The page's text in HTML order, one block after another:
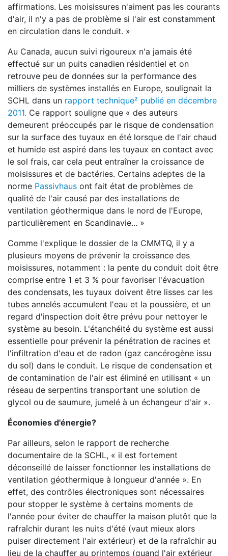
affirmations. Les moisissures n'aiment pas les courants
d'air, il n'y a pas de problème si l'air est constamment
en circulation dans le conduit. »
Au Canada, aucun suivi rigoureux n'a jamais été
effectué sur un puits canadien résidentiel et on
retrouve peu de données sur la performance des
milliers de systèmes installés en Europe, soulignait la
SCHL dans un rapport technique² publié en décembre
2011. Ce rapport souligne que « des auteurs
demeurent préoccupés par le risque de condensation
sur la surface des tuyaux en été lorsque de l'air chaud
et humide est aspiré dans les tuyaux en contact avec
le sol frais, car cela peut entraîner la croissance de
moisissures et de bactéries. Certains adeptes de la
norme Passivhaus ont fait état de problèmes de
qualité de l'air causé par des installations de
ventilation géothermique dans le nord de l'Europe,
particulièrement en Scandinavie... »
Comme l'explique le dossier de la CMMTQ, il y a
plusieurs moyens de prévenir la croissance des
moisissures, notamment : la pente du conduit doit être
comprise entre 1 et 3 % pour favoriser l'évacuation
des condensats, les tuyaux doivent être lisses car les
tubes annelés accumulent l'eau et la poussière, et un
regard d'inspection doit être prévu pour nettoyer le
système au besoin. L'étanchéité du système est aussi
essentielle pour prévenir la pénétration de racines et
l'infiltration d'eau et de radon (gaz cancérogène issu
du sol) dans le conduit. Le risque de condensation et
de contamination de l'air est éliminé en utilisant « un
réseau de serpentins transportant une solution de
glycol ou de saumure, jumelé à un échangeur d'air ».
Économies d'énergie?
Par ailleurs, selon le rapport de recherche
documentaire de la SCHL, « il est fortement
déconseillé de laisser fonctionner les installations de
ventilation géothermique à longueur d'année ». En
effet, des contrôles électroniques sont nécessaires
pour stopper le système à certains moments de
l'année pour éviter de chauffer la maison plutôt que la
rafraîchir durant les nuits d'été (vaut mieux alors
puiser directement l'air extérieur) et de la rafraîchir au
lieu de la chauffer au printemps (quand l'air extérieur